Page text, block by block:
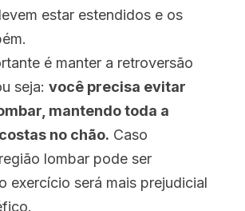
estar estendidos e os
é manter a retroversão
seja: você precisa evitar
mantendo toda a
no chão. Caso
lombar pode ser
exercício será mais prejudicial